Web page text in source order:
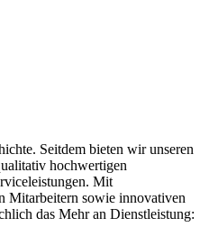
Seitdem bieten wir unseren
hochwertigen
Mit
Mitarbeitern sowie innovativen
das Mehr an Dienstleistung: